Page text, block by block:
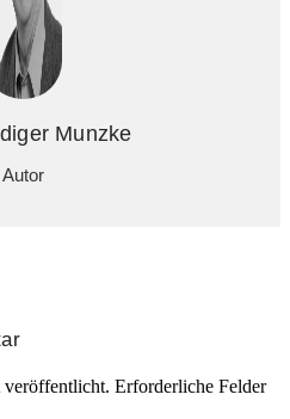
Munzke
Autor
Erforderliche Felder